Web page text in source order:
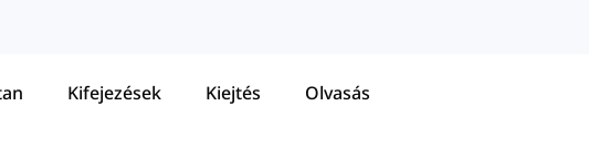
Kifejezések Kiejtés Olvasás